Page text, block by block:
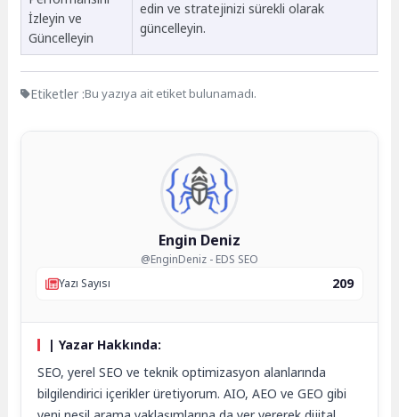
İzleyin ve
Güncelleyin
edin ve stratejinizi sürekli olarak
güncelleyin.
Etiketler :Bu yazıya ait etiket bulunamadı.
Engin Deniz
@EnginDeniz - EDS SEO
Yazı Sayısı
209
| Yazar Hakkında:
SEO, yerel SEO ve teknik optimizasyon alanlarında
bilgilendirici içerikler üretiyorum. AIO, AEO ve GEO gibi